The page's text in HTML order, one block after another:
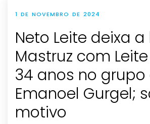
1 DE NOVEMBRO DE 2024
Neto Leite deixa
Mastruz com
34 anos no grupo
Emanoel Gurgel;
motivo